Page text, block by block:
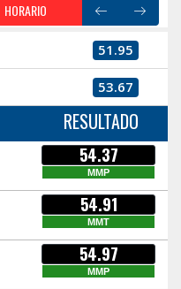
HORARIO
51.95
53.67
RESULTADO
54.37
MMP
54.91
MMT
54.97
MMP